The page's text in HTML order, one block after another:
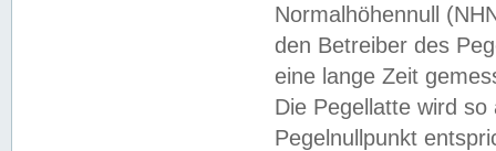
Normalhöhennull
den Betreiber des
eine lange Zeit
Die Pegellatte wird
Pegelnullpunkt